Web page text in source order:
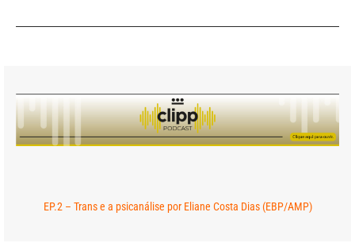
EP.2 – Trans e a psicanálise por Eliane Costa Dias (EBP/AMP)